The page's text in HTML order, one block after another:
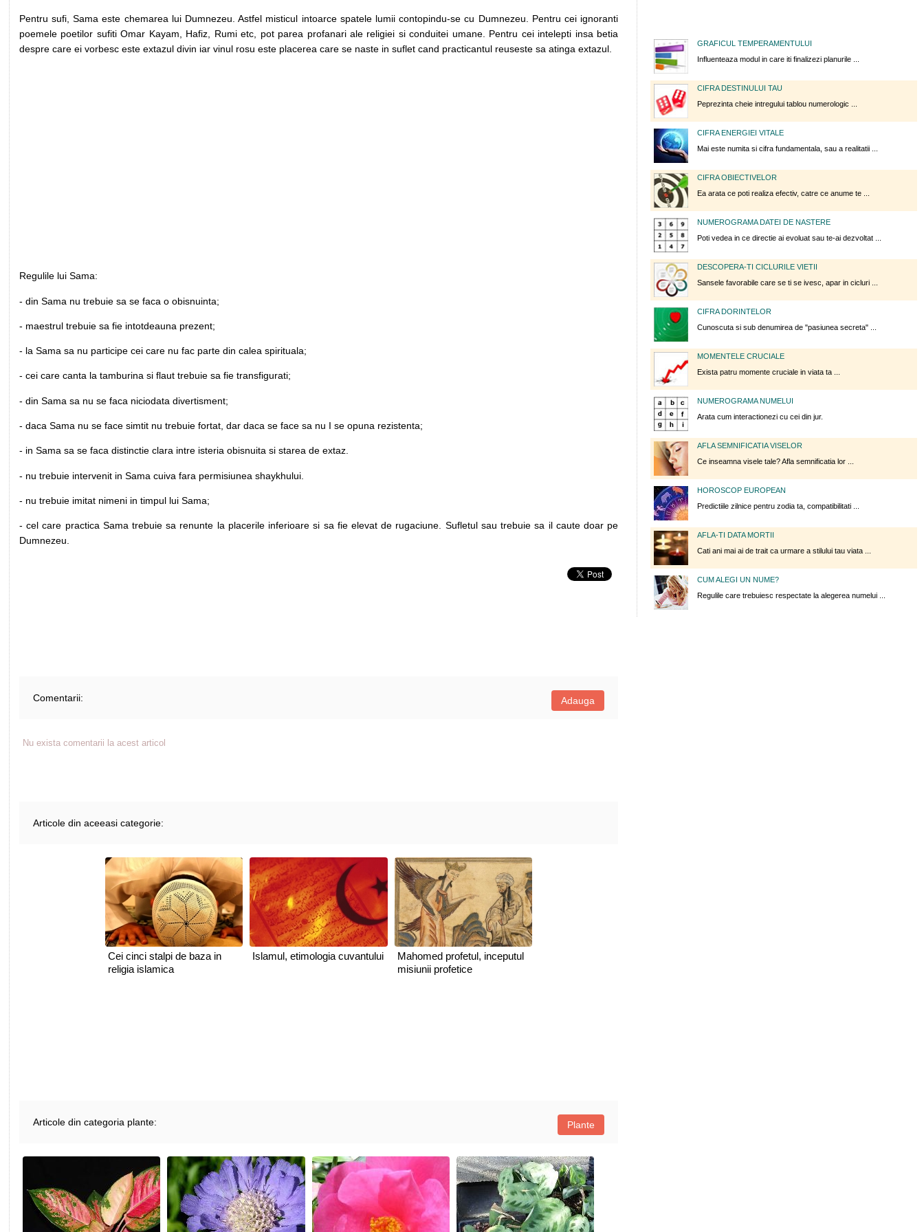
Pentru sufi, Sama este chemarea lui Dumnezeu. Astfel misticul intoarce spatele lumii contopindu-se cu Dumnezeu. Pentru cei ignoranti
poemele poetilor sufiti Omar Kayam, Hafiz, Rumi etc, pot parea profanari ale religiei si conduitei umane. Pentru cei intelepti insa betia
despre care ei vorbesc este extazul divin iar vinul rosu este placerea care se naste in suflet cand practicantul reuseste sa atinga extazul.
Regulile lui Sama:
- din Sama nu trebuie sa se faca o obisnuinta;
- maestrul trebuie sa fie intotdeauna prezent;
- la Sama sa nu participe cei care nu fac parte din calea spirituala;
- cei care canta la tamburina si flaut trebuie sa fie transfigurati;
- din Sama sa nu se faca niciodata divertisment;
- daca Sama nu se face simtit nu trebuie fortat, dar daca se face sa nu I se opuna rezistenta;
- in Sama sa se faca distinctie clara intre isteria obisnuita si starea de extaz.
- nu trebuie intervenit in Sama cuiva fara permisiunea shaykhului.
- nu trebuie imitat nimeni in timpul lui Sama;
- cel care practica Sama trebuie sa renunte la placerile inferioare si sa fie elevat de rugaciune. Sufletul sau trebuie sa il caute doar pe
Dumnezeu.
Comentarii: Adauga
Nu exista comentarii la acest articol
Articole din aceeasi categorie:
Cei cinci stalpi de baza in
religia islamica
Islamul, etimologia cuvantului
Mahomed profetul, inceputul
misiunii profetice
Articole din categoria plante: Plante
GRAFICUL TEMPERAMENTULUI
Influenteaza modul in care iti finalizezi planurile ...
CIFRA DESTINULUI TAU
Peprezinta cheie intregului tablou numerologic ...
CIFRA ENERGIEI VITALE
Mai este numita si cifra fundamentala, sau a realitatii ...
CIFRA OBIECTIVELOR
Ea arata ce poti realiza efectiv, catre ce anume te ...
NUMEROGRAMA DATEI DE NASTERE
Poti vedea in ce directie ai evoluat sau te-ai dezvoltat ...
DESCOPERA-TI CICLURILE VIETII
Sansele favorabile care se ti se ivesc, apar in cicluri ...
CIFRA DORINTELOR
Cunoscuta si sub denumirea de "pasiunea secreta" ...
MOMENTELE CRUCIALE
Exista patru momente cruciale in viata ta ...
NUMEROGRAMA NUMELUI
Arata cum interactionezi cu cei din jur.
AFLA SEMNIFICATIA VISELOR
Ce inseamna visele tale? Afla semnificatia lor ...
HOROSCOP EUROPEAN
Predictiile zilnice pentru zodia ta, compatibilitati ...
AFLA-TI DATA MORTII
Cati ani mai ai de trait ca urmare a stilului tau viata ...
CUM ALEGI UN NUME?
Regulile care trebuiesc respectate la alegerea numelui ...